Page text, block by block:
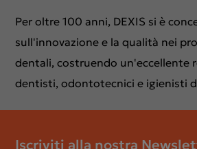
Per oltre 100 anni, DEXIS si è
sull'innovazione e la qualità nei
dentali, costruendo un'eccellente
dentisti, odontotecnici e igienisti
Iscriviti alla nostra